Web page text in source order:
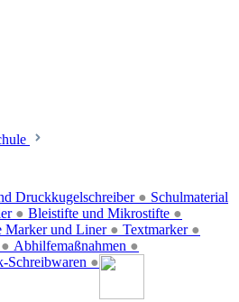
Druckkugelschreiber ●
● Bleistifte und Mikrostifte ●
Marker und Liner ● Textmarker ●
● Abhilfemaßnahmen ●
Schreibwaren ●
Schulmaterial